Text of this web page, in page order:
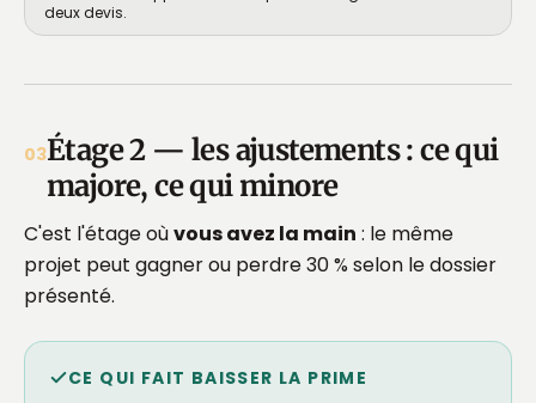
deux devis.
03Étage 2 — les ajustements : ce qui
majore, ce qui minore
C'est l'étage oùvous avez la main : le même
projet peut gagner ou perdre 30 % selon le dossier
présenté.
CE QUI FAIT BAISSER LA PRIME